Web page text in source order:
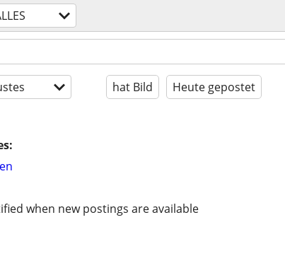
hat Bild Heute gepostet
when new postings are available